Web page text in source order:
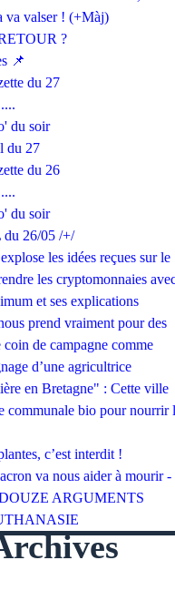
va valser ! (+Màj)
?
📌
du 27
du soir
du 27
du 26
du soir
26/05 /+/
les idées reçues sur le
les cryptomonnaies
et ses explications
prend vraiment pour des
coin de campagne comme
d’une agricultrice
en Bretagne" : Cette ville
communale bio pour nourrir
c’est interdit !
va nous aider à mourir -
ARGUMENTS